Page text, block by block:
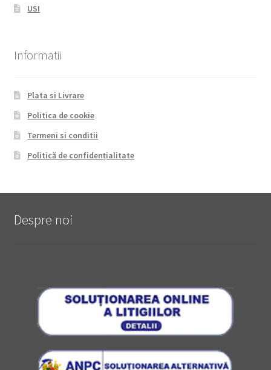
USI
Informatii
Plata si Livrare
Politica de cookie
Termeni si conditii
Politică de confidențialitate
Despre noi